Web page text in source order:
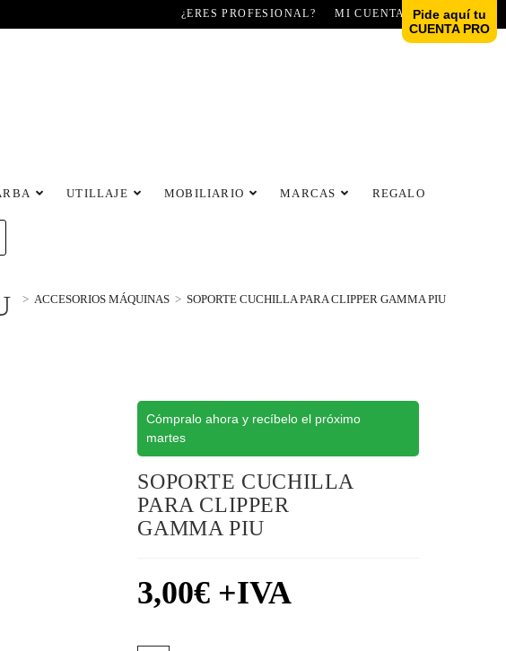
¿ERES PROFESIONAL? MI CUENTA
UTILLAJE MOBILIARIO MARCAS REGALO
> ACCESORIOS MÁQUINAS > SOPORTE CUCHILLA PARA CLIPPER GAMMA PIU
Cómpralo ahora y recíbelo el próximo
martes
SOPORTE CUCHILLA
PARA CLIPPER
GAMMA PIU
3,00€ +IVA
Pide aquí tu
CUENTA PRO